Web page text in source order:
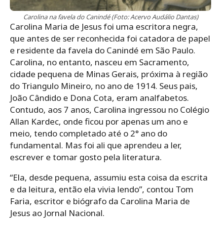
Carolina na favela do Canindé (Foto: Acervo Audálio Dantas)
Carolina Maria de Jesus foi uma escritora negra,
que antes de ser reconhecida foi catadora de papel
e residente da favela do Canindé em São Paulo.
Carolina, no entanto, nasceu em Sacramento,
cidade pequena de Minas Gerais, próxima à região
do Triangulo Mineiro, no ano de 1914. Seus pais,
João Cândido e Dona Cota, eram analfabetos.
Contudo, aos 7 anos, Carolina ingressou no Colégio
Allan Kardec, onde ficou por apenas um ano e
meio, tendo completado até o 2° ano do
fundamental. Mas foi ali que aprendeu a ler,
escrever e tomar gosto pela literatura.
“Ela, desde pequena, assumiu esta coisa da escrita
e da leitura, então ela vivia lendo”, contou Tom
Faria, escritor e biógrafo da Carolina Maria de
Jesus ao Jornal Nacional.